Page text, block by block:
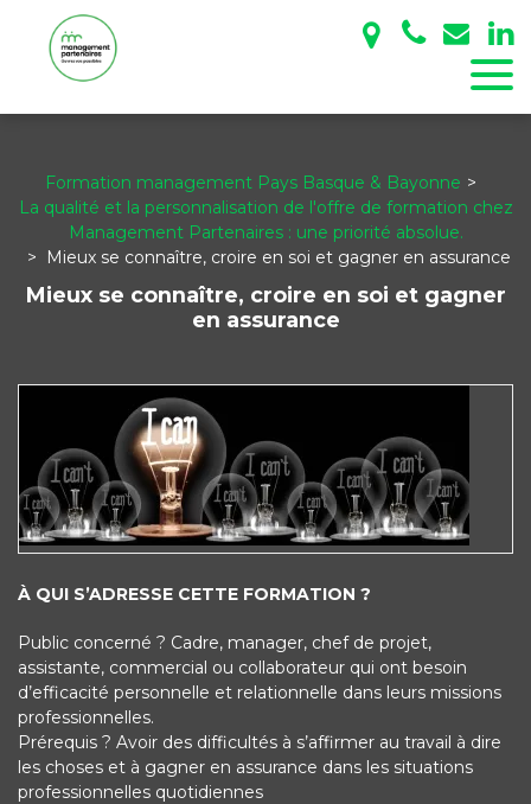
Formation management Pays Basque & Bayonne
La qualité et la personnalisation de l'offre de formation chez
Management Partenaires : une priorité absolue.
Mieux se connaître, croire en soi et gagner en assurance
Mieux se connaître, croire en soi et gagner
en assurance
À QUI S’ADRESSE CETTE FORMATION ?
Public concerné ? Cadre, manager, chef de projet,
assistante, commercial ou collaborateur qui ont besoin
d’efficacité personnelle et relationnelle dans leurs missions
professionnelles.
Prérequis ? Avoir des difficultés à s’affirmer au travail à dire
les choses et à gagner en assurance dans les situations
professionnelles quotidiennes
Panneau de gestion des cookies